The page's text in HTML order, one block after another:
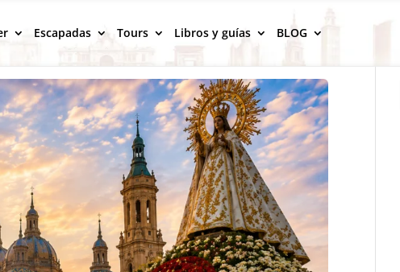
Escapadas Tours Libros y guías BLOG